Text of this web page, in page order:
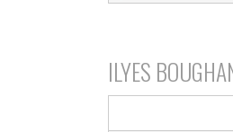
ILYES